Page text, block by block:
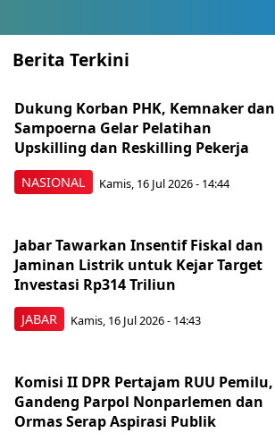
Berita Terkini
NASIONAL
Dukung Korban PHK, Kemnaker dan
Sampoerna Gelar Pelatihan
Upskilling dan Reskilling Pekerja
Kamis, 16 Jul 2026 - 14:44
JABAR
Jabar Tawarkan Insentif Fiskal dan
Jaminan Listrik untuk Kejar Target
Investasi Rp314 Triliun
Kamis, 16 Jul 2026 - 14:43
Komisi II DPR Pertajam RUU Pemilu,
Gandeng Parpol Nonparlemen dan
Ormas Serap Aspirasi Publik